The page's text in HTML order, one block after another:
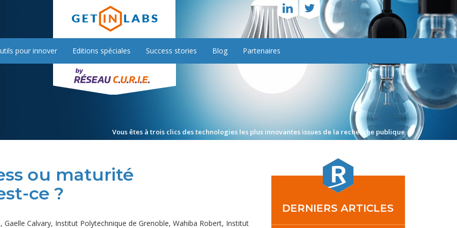
pour innover Editions spéciales Success stories Blog Partenaires
Vous êtes à trois clics des technologies les plus innovantes issues de la recherche publique
ou maturité
ce ?
, Gaelle Calvary, Institut Polytechnique de Grenoble, Wahiba Robert, Institut
DERNIERS ARTICLES